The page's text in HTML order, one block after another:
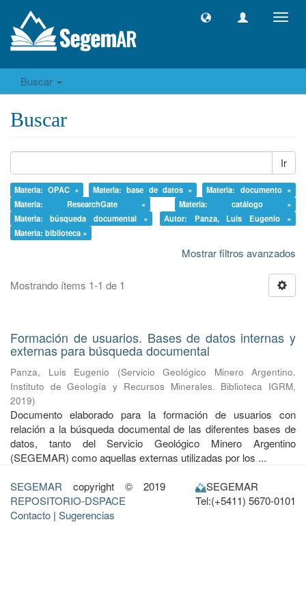
Buscar
Buscar
Ir
Materia: OPAC × Materia: base de datos ×
Materia: documento ×
Materia: ResearchGate ×
Materia: catálogo ×
Materia: búsqueda documental ×
Autor: Panza, Luis Eugenio ×
Materia: biblioteca ×
Mostrar filtros avanzados
Mostrando ítems 1-1 de 1
Formación de usuarios. Bases de datos internas y
externas para búsqueda documental
Panza, Luis Eugenio (Servicio Geológico Minero Argentino.
Instituto de Geología y Recursos Minerales. Biblioteca IGRM,
2019)
Documento elaborado para la formación de usuarios con
relación a la búsqueda documental de las diferentes bases de
datos, tanto del Servicio Geológico Minero Argentino
(SEGEMAR) como aquellas externas utilizadas por los ...
SEGEMAR copyright © 2019
REPOSITORIO-DSPACE
Contacto | Sugerencias
SEGEMAR
Tel:(+5411) 5670-0101